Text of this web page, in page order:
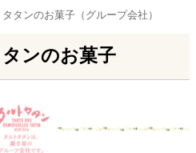
タタンのお菓子（グループ会社）
ンのお菓子